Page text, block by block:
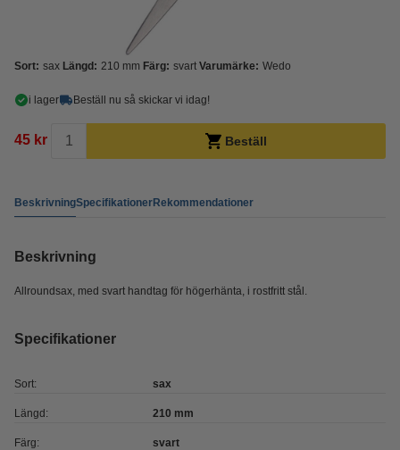
Sort: sax Längd: 210 mm Färg: svart Varumärke: Wedo
i lager Beställ nu så skickar vi idag!
45 kr Beställ
BeskrivningSpecifikationerRekommendationer
Beskrivning
Allroundsax, med svart handtag för högerhänta, i rostfritt stål.
Specifikationer
Sort: sax
Längd: 210 mm
Färg: svart